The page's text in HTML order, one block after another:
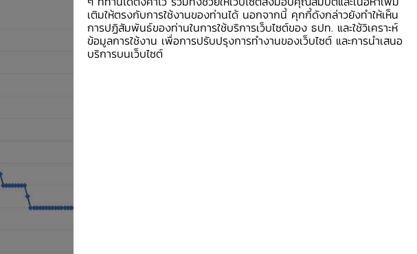
เติมให้ตรงกับการใช้งานของท่านได้ นอกจากนี้ คุกกี้ดังกล่าวยังทำให้เห็น
การปฏิสัมพันธ์ของท่านในการใช้บริการเว็บไซต์ของ ธปท. และใช้วิเคราะห์
ข้อมูลการใช้งาน เพื่อการปรับปรุงการทำงานของเว็บไซต์ และการนำเสนอ
บริการบนเว็บไซต์